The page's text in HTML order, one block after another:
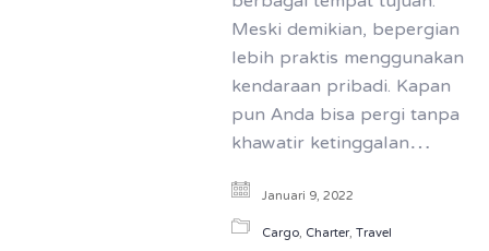
Meski demikian, bepergian
lebih praktis menggunakan
kendaraan pribadi. Kapan
pun Anda bisa pergi tanpa
khawatir ketinggalan…
Januari 9, 2022
Cargo,Charter,Travel